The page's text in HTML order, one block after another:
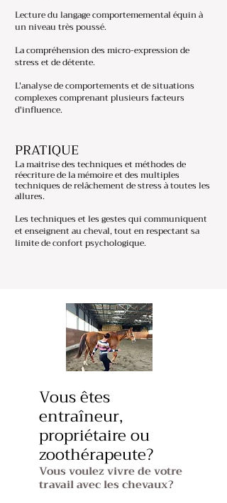
Lecture du langage comportememental équin à
un niveau très poussé.
La compréhension des micro-expression de
stress et de détente.
L'analyse de comportements et de situations
complexes comprenant plusieurs facteurs
d'influence.
PRATIQUE
La maitrise des techniques et méthodes de
réecriture de la mémoire et des multiples
techniques de relâchement de stress à toutes les
allures.
Les techniques et les gestes qui communiquent
et enseignent au cheval, tout en respectant sa
limite de confort psychologique.​
Vous êtes
entraîneur,
propriétaire ou
zoothérapeute?
Vous voulez vivre de votre
travail avec les chevaux?